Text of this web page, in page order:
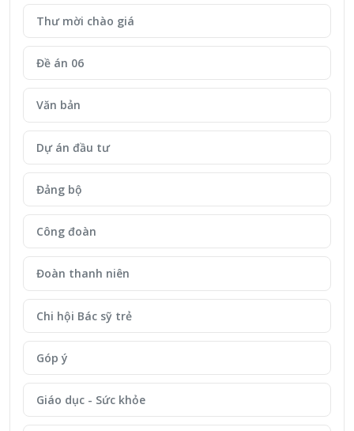
Thư mời chào giá
Đề án 06
Văn bản
Dự án đầu tư
Đảng bộ
Công đoàn
Đoàn thanh niên
Chi hội Bác sỹ trẻ
Góp ý
Giáo dục - Sức khỏe